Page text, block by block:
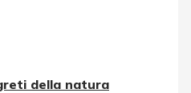
della natura